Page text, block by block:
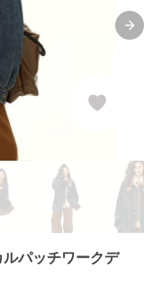
パッチワークデ